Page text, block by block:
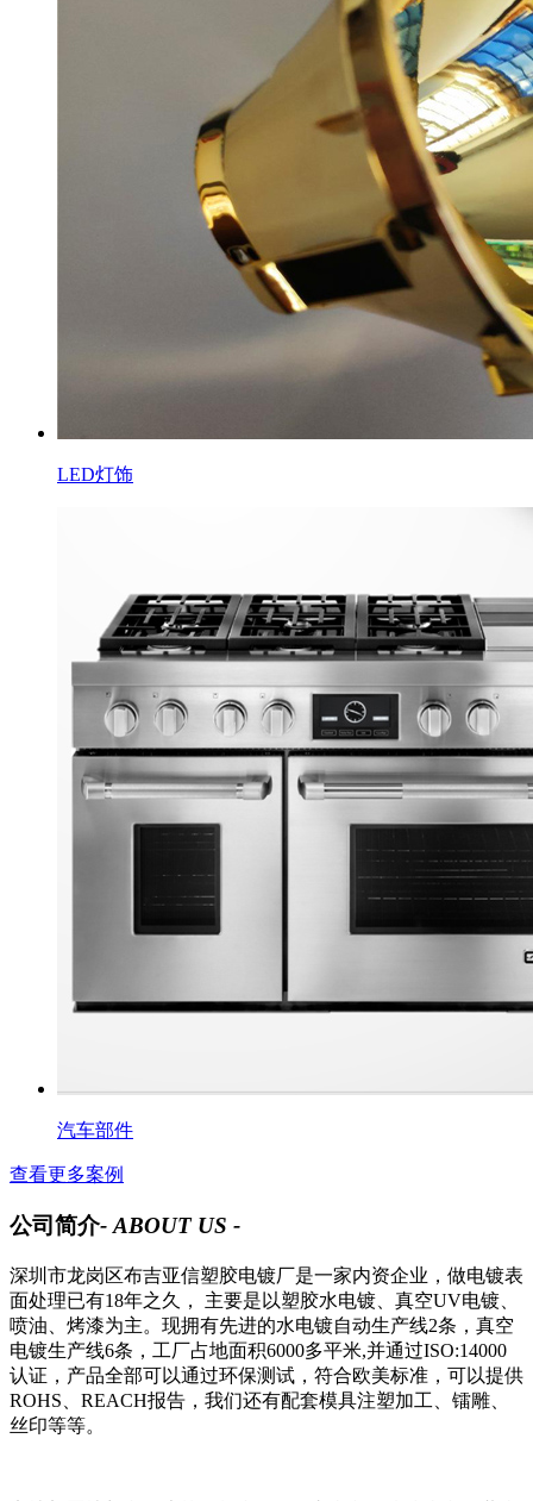
LED灯饰
汽车部件
查看更多案例
公司简介- ABOUT US -
深圳市龙岗区布吉亚信塑胶电镀厂是一家内资企业，做电镀表
面处理已有18年之久， 主要是以塑胶水电镀、真空UV电镀、
喷油、烤漆为主。现拥有先进的水电镀自动生产线2条，真空
电镀生产线6条，工厂占地面积6000多平米,并通过ISO:14000
认证，产品全部可以通过环保测试，符合欧美标准，可以提供
ROHS、REACH报告，我们还有配套模具注塑加工、镭雕、
丝印等等。